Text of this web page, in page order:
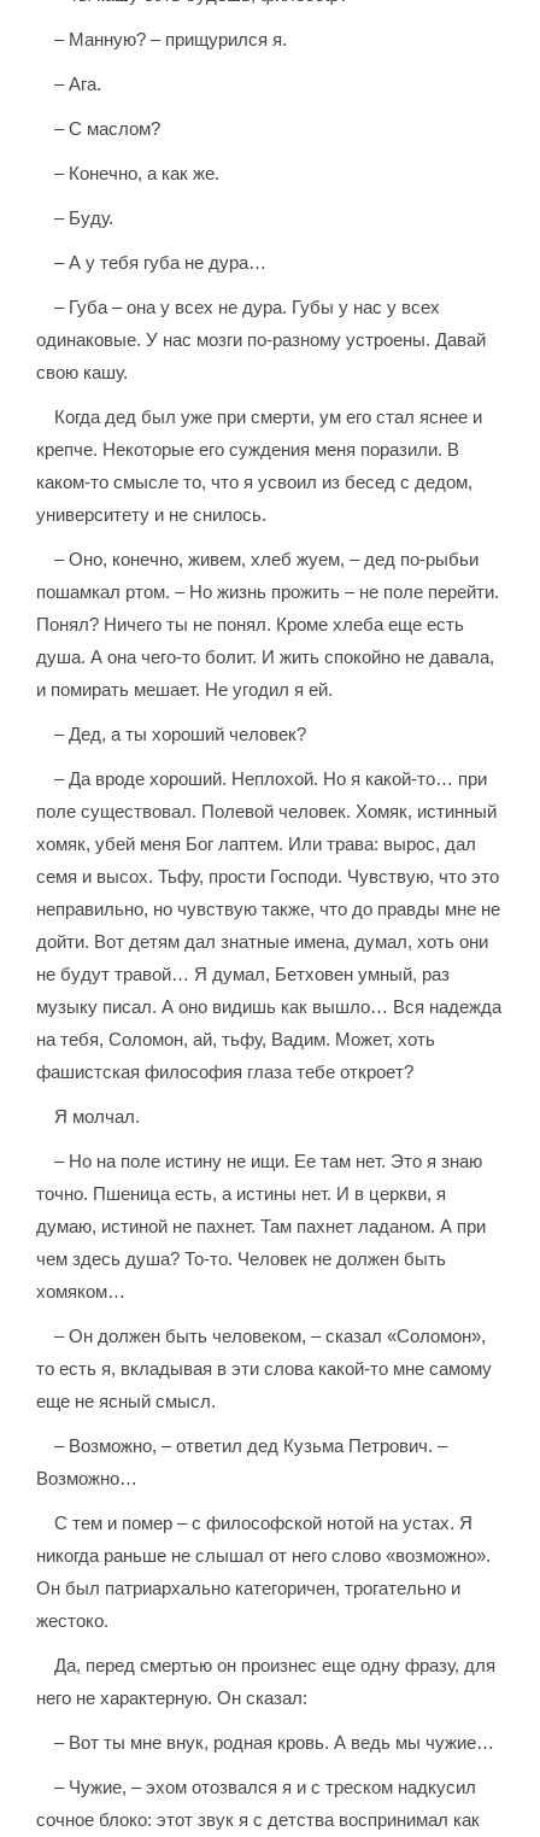
– Манную? – прищурился я.
– Ага.
– С маслом?
– Конечно, а как же.
– Буду.
– А у тебя губа не дура…
– Губа – она у всех не дура. Губы у нас у всех
одинаковые. У нас мозги по-разному устроены. Давай
свою кашу.
Когда дед был уже при смерти, ум его стал яснее и
крепче. Некоторые его суждения меня поразили. В
каком-то смысле то, что я усвоил из бесед с дедом,
университету и не снилось.
– Оно, конечно, живем, хлеб жуем, – дед по-рыбьи
пошамкал ртом. – Но жизнь прожить – не поле перейти.
Понял? Ничего ты не понял. Кроме хлеба еще есть
душа. А она чего-то болит. И жить спокойно не давала,
и помирать мешает. Не угодил я ей.
– Дед, а ты хороший человек?
– Да вроде хороший. Неплохой. Но я какой-то… при
поле существовал. Полевой человек. Хомяк, истинный
хомяк, убей меня Бог лаптем. Или трава: вырос, дал
семя и высох. Тьфу, прости Господи. Чувствую, что это
неправильно, но чувствую также, что до правды мне не
дойти. Вот детям дал знатные имена, думал, хоть они
не будут травой… Я думал, Бетховен умный, раз
музыку писал. А оно видишь как вышло… Вся надежда
на тебя, Соломон, ай, тьфу, Вадим. Может, хоть
фашистская философия глаза тебе откроет?
Я молчал.
– Но на поле истину не ищи. Ее там нет. Это я знаю
точно. Пшеница есть, а истины нет. И в церкви, я
думаю, истиной не пахнет. Там пахнет ладаном. А при
чем здесь душа? То-то. Человек не должен быть
хомяком…
– Он должен быть человеком, – сказал «Соломон»,
то есть я, вкладывая в эти слова какой-то мне самому
еще не ясный смысл.
– Возможно, – ответил дед Кузьма Петрович. –
Возможно…
С тем и помер – с философской нотой на устах. Я
никогда раньше не слышал от него слово «возможно».
Он был патриархально категоричен, трогательно и
жестоко.
Да, перед смертью он произнес еще одну фразу, для
него не характерную. Он сказал:
– Вот ты мне внук, родная кровь. А ведь мы чужие…
– Чужие, – эхом отозвался я и с треском надкусил
сочное блоко: этот звук я с детства воспринимал как